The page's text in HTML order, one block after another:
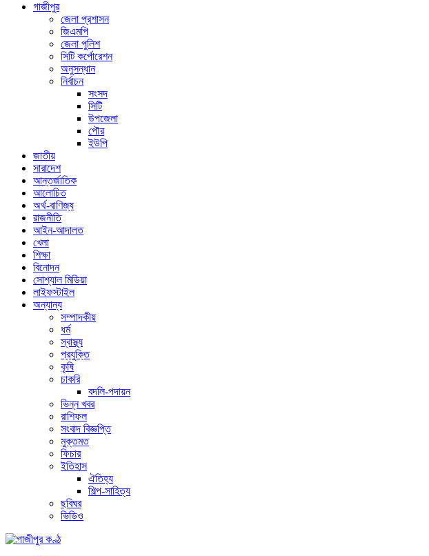
গাজীপুর
জেলা প্রশাসন
জিএমপি
জেলা পুলিশ
সিটি কর্পোরেশন
অনুসন্ধান
নির্বাচন
সংসদ
সিটি
উপজেলা
পৌর
ইউপি
জাতীয়
সারাদেশ
আন্তর্জাতিক
আলোচিত
অর্থ-বাণিজ্য
রাজনীতি
আইন-আদালত
খেলা
শিক্ষা
বিনোদন
সোশ্যাল মিডিয়া
লাইফস্টাইল
অন্যান্য
সম্পাদকীয়
ধর্ম
স্বাস্থ্য
প্রযুক্তি
কৃষি
চাকরি
বদলি-পদায়ন
ভিন্ন খবর
রাশিফল
সংবাদ বিজ্ঞপ্তি
মুক্তমত
ফিচার
ইতিহাস
ঐতিহ্য
শিল্প-সাহিত্য
ছবিঘর
ভিডিও